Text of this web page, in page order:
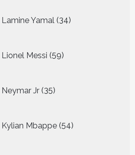
Lamine Yamal 34
producten
Lionel Messi 59
producten
Neymar Jr 35
producten
Kylian Mbappe 54
producten